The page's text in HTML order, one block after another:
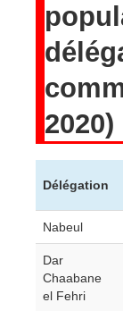
2020)
Délégation
Nabeul
Dar
Chaabane
el Fehri